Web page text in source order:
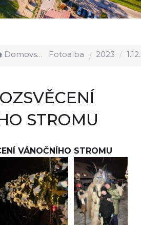
Domovská stránka Fotoalba 2023 1.12.2023
STROMU
VÁNOČNÍHO STROMU